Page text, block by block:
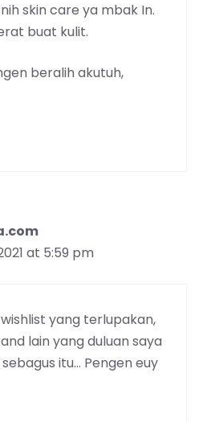
skin care ya mbak In.
buat kulit.
beralih akutuh,
at 5:59 pm
yang terlupakan,
lain yang duluan saya
itu… Pengen euy